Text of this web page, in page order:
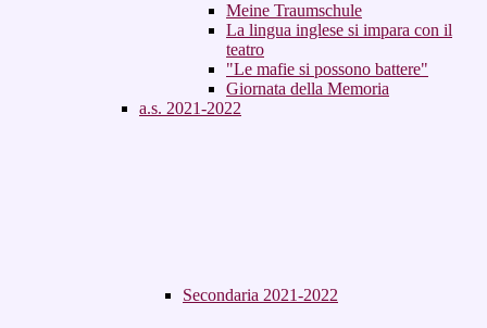
Meine Traumschule
La lingua inglese si impara con il
teatro
"Le mafie si possono battere"
Giornata della Memoria
a.s. 2021-2022
Secondaria 2021-2022